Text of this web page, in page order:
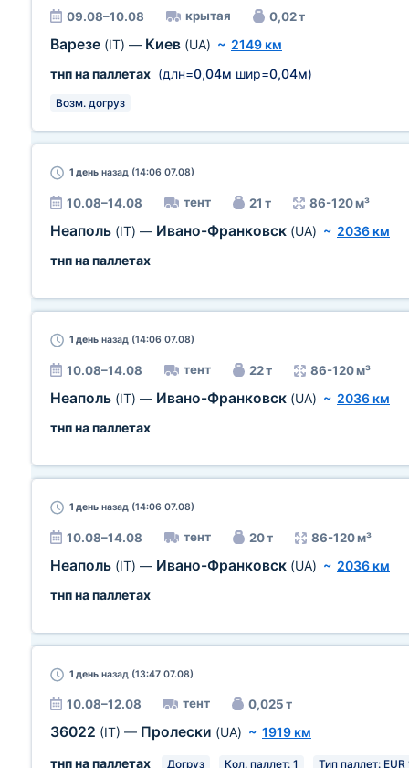
09.08–10.08 крытая 0,02 т
Варезе (IT) — Киев (UA) ~ 2149 км
тнп на паллетах (длн=0,04м шир=0,04м)
Возм. догруз
1 день назад (14:06 07.08)
10.08–14.08 тент 21 т 86-120 м³
Неаполь (IT) — Ивано-Франковск (UA) ~ 2036 км
тнп на паллетах
1 день назад (14:06 07.08)
10.08–14.08 тент 22 т 86-120 м³
Неаполь (IT) — Ивано-Франковск (UA) ~ 2036 км
тнп на паллетах
1 день назад (14:06 07.08)
10.08–14.08 тент 20 т 86-120 м³
Неаполь (IT) — Ивано-Франковск (UA) ~ 2036 км
тнп на паллетах
1 день назад (13:47 07.08)
10.08–12.08 тент 0,025 т
36022 (IT) — Пролески (UA) ~ 1919 км
тнп на паллетах
Догруз Кол. паллет: 1 Тип паллет: